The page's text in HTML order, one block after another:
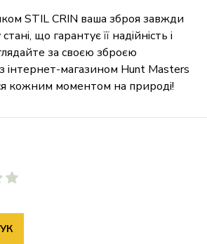
STIL CRIN ваша зброя завжди
що гарантує її надійність і
за своєю зброєю
інтернет-магазином Hunt Masters
кожним моментом на природі!